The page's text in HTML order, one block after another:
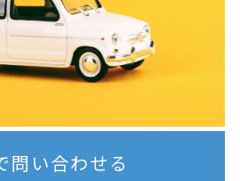
問い合わせる